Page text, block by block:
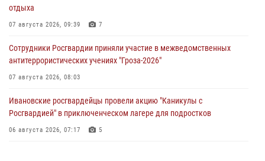
отдыха
07 августа 2026, 09:39 7
Сотрудники Росгвардии приняли участие в межведомственных
антитеррористических учениях "Гроза-2026"
07 августа 2026, 08:03
Ивановские росгвардейцы провели акцию "Каникулы с
Росгвардией" в приключенческом лагере для подростков
06 августа 2026, 07:17 5